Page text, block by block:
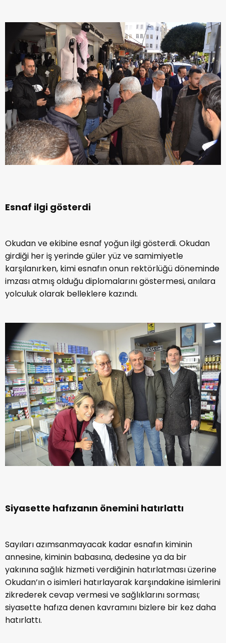
Esnaf ilgi gösterdi
Okudan ve ekibine esnaf yoğun ilgi gösterdi. Okudan
girdiği her iş yerinde güler yüz ve samimiyetle
karşılanırken, kimi esnafın onun rektörlüğü döneminde
imzası atmış olduğu diplomalarını göstermesi, anılara
yolculuk olarak belleklere kazındı.
Siyasette hafızanın önemini hatırlattı
Sayıları azımsanmayacak kadar esnafın kiminin
annesine, kiminin babasına, dedesine ya da bir
yakınına sağlık hizmeti verdiğinin hatırlatması üzerine
Okudan’ın o isimleri hatırlayarak karşındakine isimlerini
zikrederek cevap vermesi ve sağlıklarını sorması;
siyasette hafıza denen kavramını bizlere bir kez daha
hatırlattı.